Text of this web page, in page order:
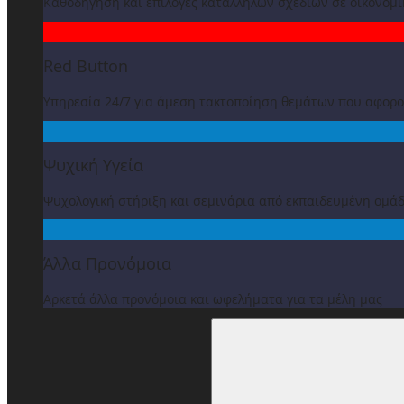
Red Button
Υπηρεσία 24/7 για άμεση τακτοποίηση θεμάτων που
Ψυχική Υγεία
Ψυχολογική στήριξη και σεμινάρια από εκπαιδευμένη
Άλλα Προνόμοια
Αρκετά άλλα προνόμοια και ωφελήματα για τα μέλη μας